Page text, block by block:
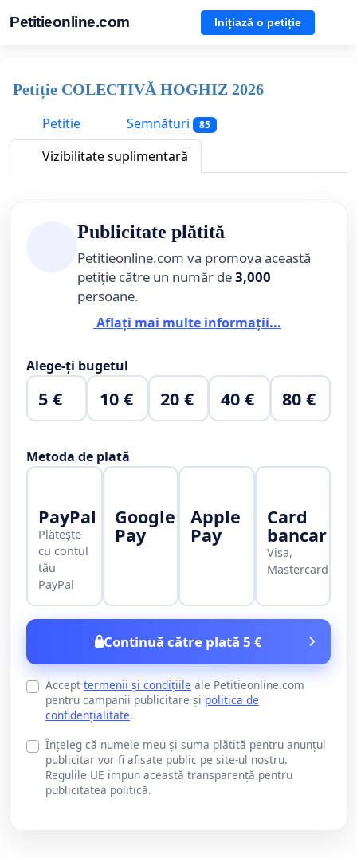
Petitieonline.com Inițiază o petiție
Petiție COLECTIVǍ HOGHIZ 2026
Petitie
Semnături 85
Vizibilitate suplimentară
Publicitate plătită
Petitieonline.com va promova această
petiție către un număr de3,000
persoane.
Aflați mai multe informații...
Alege-ți bugetul
5 € 10 € 20 € 40 € 80 €
Metoda de plată
PayPal
Plătește
cu contul
tău
PayPal
Google
Pay
Apple
Pay
Card
bancar
Visa,
Mastercard
Continuă către plată 5 €
Accept termenii și condițiile ale Petitieonline.com
pentru campanii publicitare și politica de
confidențialitate.
Înțeleg că numele meu și suma plătită pentru anunțul
publicitar vor fi afișate public pe site-ul nostru.
Regulile UE impun această transparență pentru
publicitatea politică.